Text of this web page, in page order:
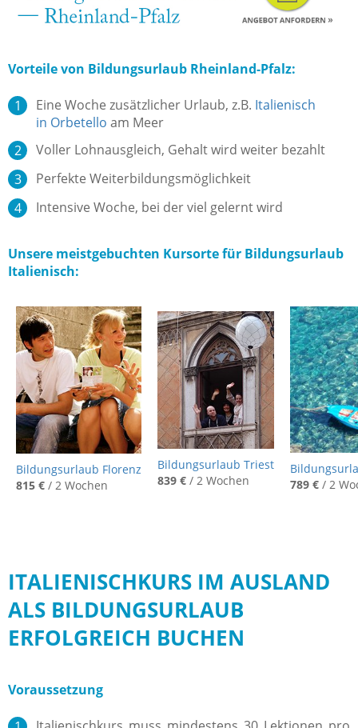
Vorteile von Bildungsurlaub Rheinland-Pfalz:
Eine Woche zusätzlicher Urlaub, z.B. Italienisch
in Orbetello am Meer
Voller Lohnausgleich, Gehalt wird weiter bezahlt
Perfekte Weiterbildungsmöglichkeit
Intensive Woche, bei der viel gelernt wird
Unsere meistgebuchten Kursorte für Bildungsurlaub
Italienisch:
Bildungsurlaub Florenz
815 € / 2 Wochen
Bildungsurlaub Triest
839 € / 2 Wochen
789 € / 2
ITALIENISCHKURS IM AUSLAND
ALS BILDUNGSURLAUB
ERFOLGREICH BUCHEN
Voraussetzung